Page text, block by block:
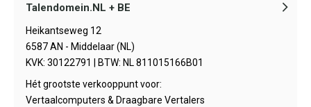
Talendomein.NL + BE
Heikantseweg 12
6587 AN - Middelaar (NL)
KVK: 30122791 | BTW: NL 811015166B01
Hét grootste verkooppunt voor:
Vertaalcomputers & Draagbare Vertalers